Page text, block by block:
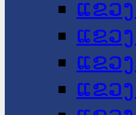
ແຂວ
ແຂວ
ແຂວ
ແຂວ